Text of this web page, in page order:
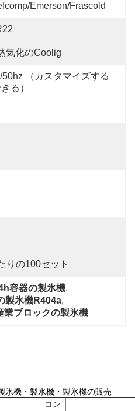
Emerson/Frascold
気化のCoolig
（カスタマイズする
る）
りの100セット
容器の製氷機,
製氷機R404a,
業ブロックの製氷機
氷機・製氷機・製氷機の販売
コン